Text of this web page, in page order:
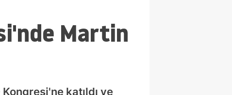
Martin
katıldı ve